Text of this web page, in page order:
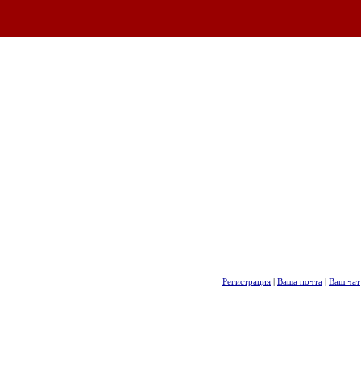
Регистрация | Ваша почта | Ваш чат